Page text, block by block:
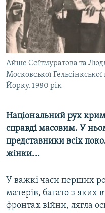
ВІДЕОУРОКИ «ELIFBE»
СВІДЧЕННЯ ОКУПАЦІЇ
УКРАЇНСЬКА ПРОБЛЕМА
ІНФОГРАФІКА
Русский
Qırımtatar
ДОЛУЧАЙСЯ!
Усі сайти RFE/RL
Айше Сеїтмуратова та
Московської
Йорку. 1980 рік
Національний рух
справді масовим. У
представники всіх
жінки...
У важкі часи перших
матерів, багато з яких
фронтах війни, лягла